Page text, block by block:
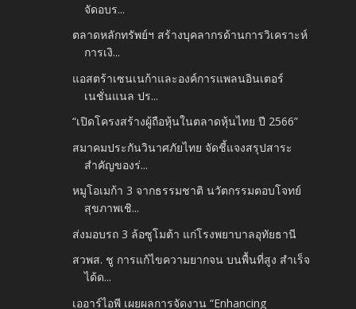
จัดอบร...
ตลาดหลักทรัพย์ฯ สร้างบุคลากรด้านการวิเคราะห์
การเงิ...
แอสตร้าเซนเนก้าและองค์การแพลนอินเตอร์
เนชั่นแนล ปร...
“เปิดโครงสร้างผู้ถือหุ้นในตลาดหุ้นไทย ปี 2566”
สมาคมประกันวินาศภัยไทย จัดชี้แจงสรุปสาระ
สำคัญของร่...
หมูโอเมก้า 3 จากธรรมชาติ นวัตกรรมตอบโจทย์
สุขภาพเชิ...
ส่งมอบรถ 3 ล้อซูโมต้า แก่โรงพยาบาลอุทัยธานี
สวพส. ชู การแก้ไขความยากจน บนพื้นที่สูง สำเร็จ
ได้ด...
เออาร์ไอพี เผยผลการจัดงาน “Enhancing